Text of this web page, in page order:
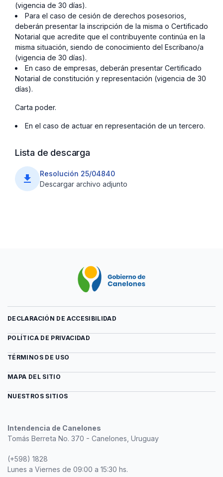
(vigencia de 30 días).
Para el caso de cesión de derechos posesorios,
deberán presentar la inscripción de la misma o Certificado
Notarial que acredite que el contribuyente continúa en la
misma situación, siendo de conocimiento del Escribano/a
(vigencia de 30 días).
En caso de empresas, deberán presentar Certificado
Notarial de constitución y representación (vigencia de 30
días).
Carta poder.
En el caso de actuar en representación de un tercero.
Lista de descarga
file_download
Resolución 25/04840
Descargar archivo adjunto
Intendencia de Canelones
Tomás Berreta No. 370 - Canelones, Uruguay
(+598) 1828
Lunes a Viernes de 09:00 a 15:30 hs.
DECLARACIÓN DE ACCESIBILIDAD
POLÍTICA DE PRIVACIDAD
TÉRMINOS DE USO
MAPA DEL SITIO
NUESTROS SITIOS